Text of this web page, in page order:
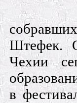
Штефек.
Чехии
в